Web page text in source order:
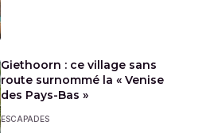
Giethoorn : ce village sans
route surnommé la « Venise
des Pays-Bas »
ESCAPADES